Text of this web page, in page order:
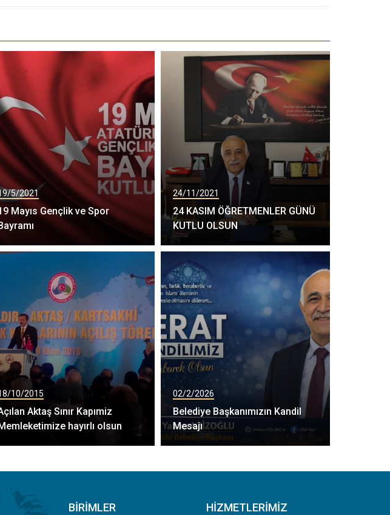
5/2021
Mayıs Gençlik ve Spor
24/11/2021
24 KASIM ÖĞRETMENLER GÜNÜ
KUTLU OLSUN
10/2015
Aktaş Sınır Kapımiz
hayırlı olsun
02/2/2026
Belediye Başkanımızın Kandil
Mesajı
BIRIMLER HIZMETLERIMIZ